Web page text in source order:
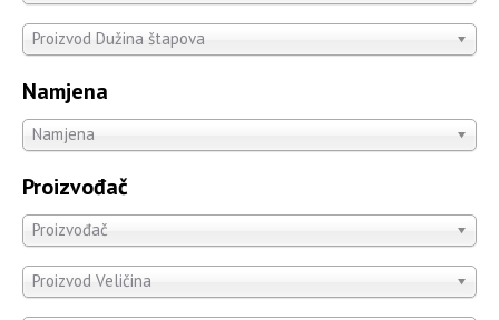
Proizvod Dužina štapova
Namjena
Namjena
Proizvođač
Proizvođač
Proizvod Veličina